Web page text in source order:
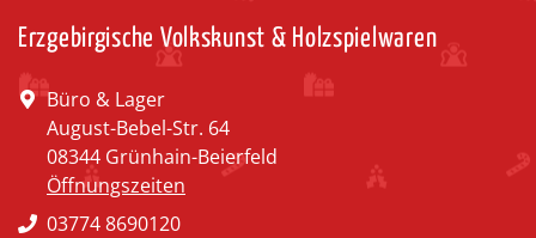
Erzgebirgische Volkskunst & Holzspielwaren
Büro & Lager
August-Bebel-Str. 64
08344 Grünhain-Beierfeld
Öffnungszeiten
03774 8690120